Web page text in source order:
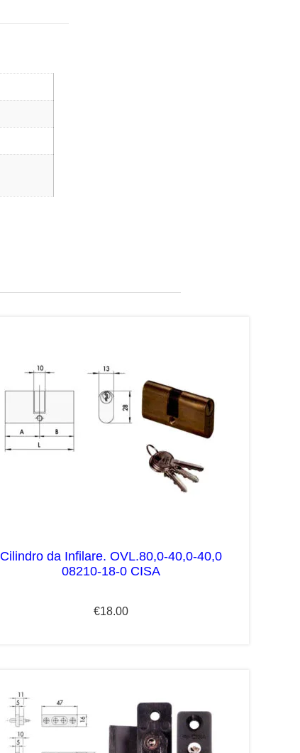
Cilindro da Infilare. OVL.80,0-40,0-40,0
08210-18-0 CISA
€18.00